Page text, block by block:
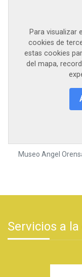
Para visualizar
cookies de
estas cookies
del mapa,
Museo Angel
Servicios a